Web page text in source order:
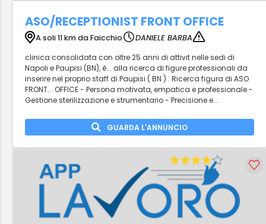
ASO/RECEPTIONIST FRONT OFFICE
A soli 11 km da Faicchio
DANIELE BARBA
clinica consolidata con oltre 25 anni di attivit nelle sedi di
Napoli e Paupisi (BN), è... alla ricerca di figure professionali da
inserire nel proprio staff di Paupisi ( BN ) . Ricerca figura di ASO
FRONT... OFFICE - Persona motivata, empatica e professionale -
Gestione sterilizzazione e strumentario - Precisione e...
GUARDA L'ANNUNCIO